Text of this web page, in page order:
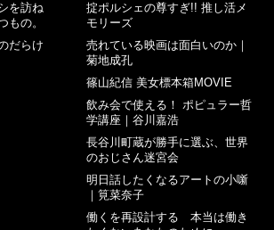
を訪ね
もの。
だらけ
掟ポルシェの尊すぎ!! 推し活メ
モリーズ
売れている映画は面白いのか｜
菊地成孔
篠山紀信 美女標本箱MOVIE
飲み会で使える！ ポピュラー哲
学講座｜谷川嘉浩
長谷川町蔵が勝手に選ぶ、世界
のおじさん迷宮会
明日話したくなるアートの小噺
｜筧菜奈子
働くを再設計する 本当は働き